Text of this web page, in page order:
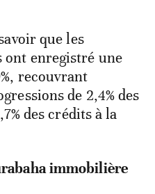
que les
ont enregistré une
recouvrant
de 2,4% des
des crédits à la
immobilière